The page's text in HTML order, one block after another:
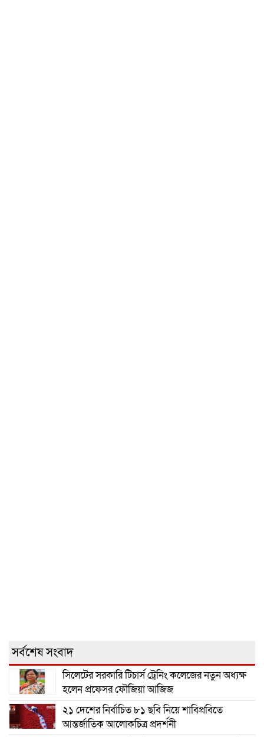
সর্বশেষ সংবাদ
সিলেটের সরকারি টিচার্স ট্রেনিং কলেজের নতুন অধ্যক্ষ
হলেন প্রফেসর ফৌজিয়া আজিজ
২১ দেশের নির্বাচিত ৮১ ছবি নিয়ে শাবিপ্রবিতে
আন্তর্জাতিক আলোকচিত্র প্রদর্শনী